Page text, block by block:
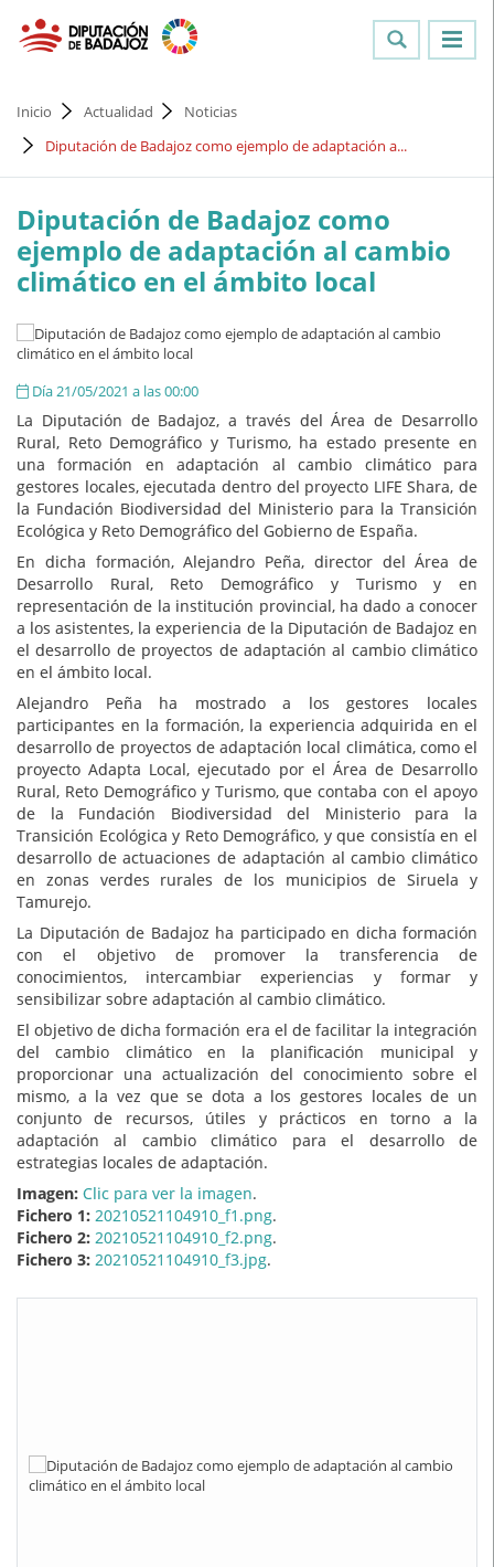
Inicio Actualidad
Noticias
Diputación de Badajoz como ejemplo de adaptación a...
Diputación de Badajoz como
ejemplo de adaptación al cambio
climático en el ámbito local
Día 21/05/2021 a las 00:00
La Diputación de Badajoz, a través del Área de Desarrollo
Rural, Reto Demográfico y Turismo, ha estado presente en
una formación en adaptación al cambio climático para
gestores locales, ejecutada dentro del proyecto LIFE Shara, de
la Fundación Biodiversidad del Ministerio para la Transición
Ecológica y Reto Demográfico del Gobierno de España.
En dicha formación, Alejandro Peña, director del Área de
Desarrollo Rural, Reto Demográfico y Turismo y en
representación de la institución provincial, ha dado a conocer
a los asistentes, la experiencia de la Diputación de Badajoz en
el desarrollo de proyectos de adaptación al cambio climático
en el ámbito local.
Alejandro Peña ha mostrado a los gestores locales
participantes en la formación, la experiencia adquirida en el
desarrollo de proyectos de adaptación local climática, como el
proyecto Adapta Local, ejecutado por el Área de Desarrollo
Rural, Reto Demográfico y Turismo, que contaba con el apoyo
de la Fundación Biodiversidad del Ministerio para la
Transición Ecológica y Reto Demográfico, y que consistía en el
desarrollo de actuaciones de adaptación al cambio climático
en zonas verdes rurales de los municipios de Siruela y
Tamurejo.
La Diputación de Badajoz ha participado en dicha formación
con el objetivo de promover la transferencia de
conocimientos, intercambiar experiencias y formar y
sensibilizar sobre adaptación al cambio climático.
El objetivo de dicha formación era el de facilitar la integración
del cambio climático en la planificación municipal y
proporcionar una actualización del conocimiento sobre el
mismo, a la vez que se dota a los gestores locales de un
conjunto de recursos, útiles y prácticos en torno a la
adaptación al cambio climático para el desarrollo de
estrategias locales de adaptación.
Imagen: Clic para ver la imagen.
Fichero 1: 20210521104910_f1.png.
Fichero 2: 20210521104910_f2.png.
Fichero 3: 20210521104910_f3.jpg.